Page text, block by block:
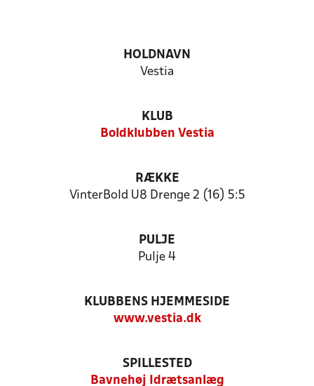
HOLDNAVN
Vestia
KLUB
Boldklubben Vestia
RÆKKE
VinterBold U8 Drenge 2 (16) 5:5
PULJE
Pulje 4
KLUBBENS HJEMMESIDE
www.vestia.dk
SPILLESTED
Bavnehøj Idrætsanlæg